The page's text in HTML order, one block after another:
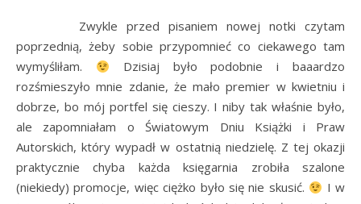
Zwykle przed pisaniem nowej notki czytam
poprzednią, żeby sobie przypomnieć co ciekawego tam
wymyśliłam.
Dzisiaj było podobnie i baaardzo
rozśmieszyło mnie zdanie, że mało premier w kwietniu i
dobrze, bo mój portfel się cieszy. I niby tak właśnie było,
ale zapomniałam o Światowym Dniu Książki i Praw
Autorskich, który wypadł w ostatnią niedzielę. Z tej okazji
praktycznie chyba każda księgarnia zrobiła szalone
(niekiedy) promocje, więc ciężko było się nie skusić.
I w